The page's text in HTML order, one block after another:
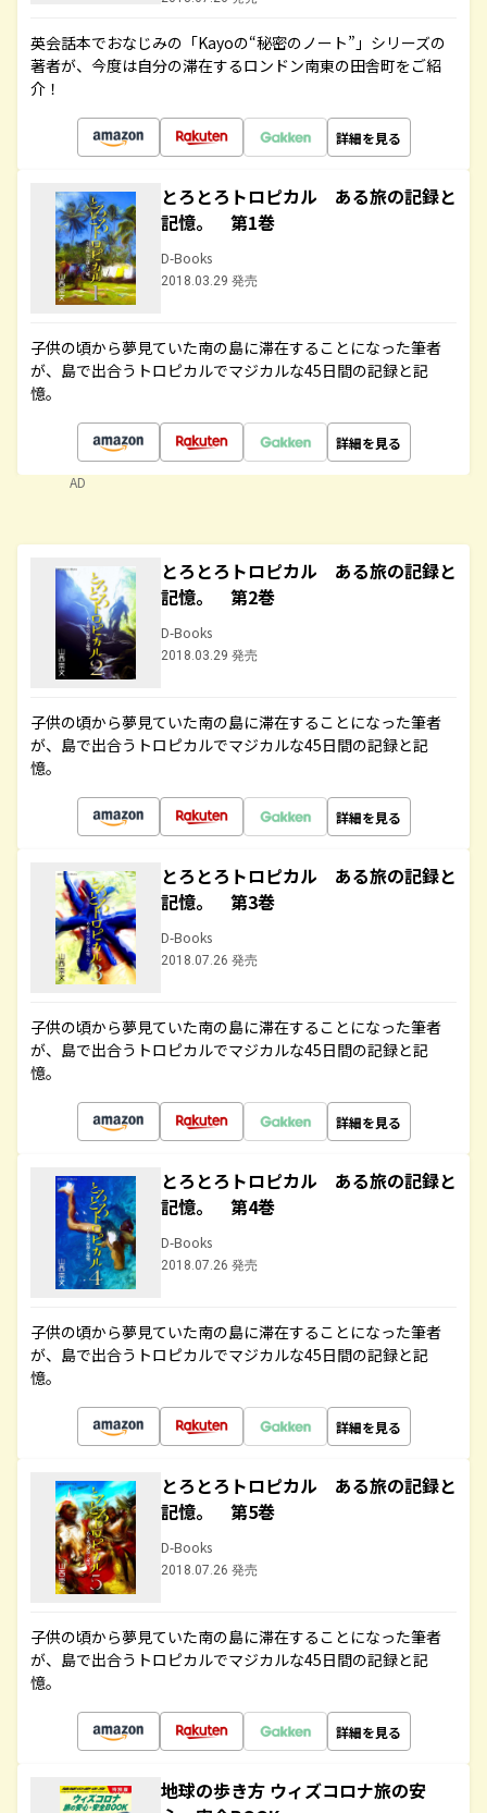
英会話本でおなじみの「Kayoの“秘密のノート”」シリーズの
著者が、今度は自分の滞在するロンドン南東の田舎町をご紹
介！
詳細を見る
とろとろトロピカル ある旅の記録と
記憶。 第1巻
D-Books
2018.03.29 発売
子供の頃から夢見ていた南の島に滞在することになった筆者
が、島で出合うトロピカルでマジカルな45日間の記録と記
憶。
詳細を見る
AD
とろとろトロピカル ある旅の記録と
記憶。 第2巻
D-Books
2018.03.29 発売
子供の頃から夢見ていた南の島に滞在することになった筆者
が、島で出合うトロピカルでマジカルな45日間の記録と記
憶。
詳細を見る
とろとろトロピカル ある旅の記録と
記憶。 第3巻
D-Books
2018.07.26 発売
子供の頃から夢見ていた南の島に滞在することになった筆者
が、島で出合うトロピカルでマジカルな45日間の記録と記
憶。
詳細を見る
とろとろトロピカル ある旅の記録と
記憶。 第4巻
D-Books
2018.07.26 発売
子供の頃から夢見ていた南の島に滞在することになった筆者
が、島で出合うトロピカルでマジカルな45日間の記録と記
憶。
詳細を見る
とろとろトロピカル ある旅の記録と
記憶。 第5巻
D-Books
2018.07.26 発売
子供の頃から夢見ていた南の島に滞在することになった筆者
が、島で出合うトロピカルでマジカルな45日間の記録と記
憶。
詳細を見る
地球の歩き方 ウィズコロナ旅の安